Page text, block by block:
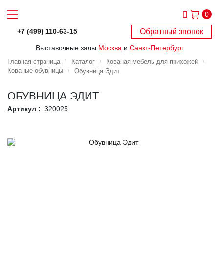
0
+7 (499) 110-63-15 Обратный звонок
Выставочные залы Москва и Санкт-Петербург
Главная страница Каталог
Кованая мебель для прихожей
Кованые обувницы
Обувница Эдит
ОБУВНИЦА ЭДИТ
Артикул : 320025